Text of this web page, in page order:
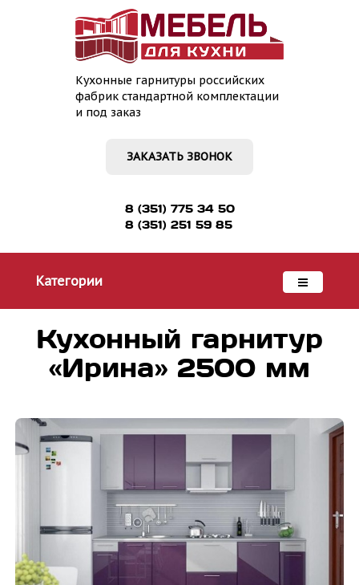
Кухонные гарнитуры российских
фабрик стандартной комплектации
и под заказ
ЗАКАЗАТЬ ЗВОНОК
8 (351) 775 34 50
8 (351) 251 59 85
Категории
Кухонный гарнитур
«Ирина» 2500 мм